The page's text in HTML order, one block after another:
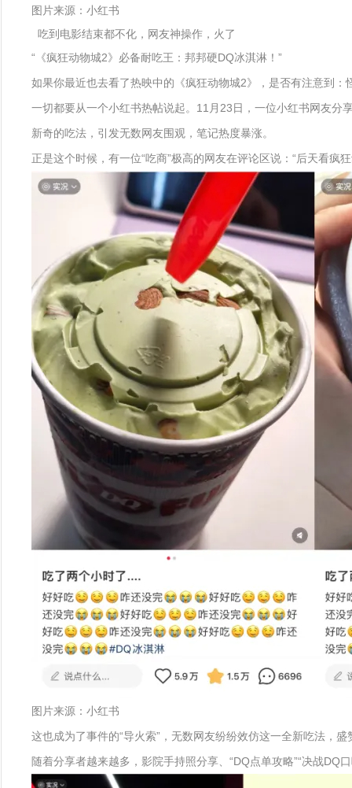
图片来源：小红书
吃到电影结束都不化，网友神操作，火了
“《疯狂动物城2》必备耐吃王：邦邦硬DQ冰淇淋！”
如果你最近也去看了热映中的《疯狂动物城2》，是否有注意到
一切都要从一个小红书热帖说起。11月23日，一位小红书网友分
新奇的吃法，引发无数网友围观，笔记热度暴涨。
正是这个时候，有一位“吃商”极高的网友在评论区说：“后天看疯
图片来源：小红书
这也成为了事件的“导火索”，无数网友纷纷效仿这一全新吃法，
随着分享者越来越多，影院手持照分享、“DQ点单攻略”“决战DQ